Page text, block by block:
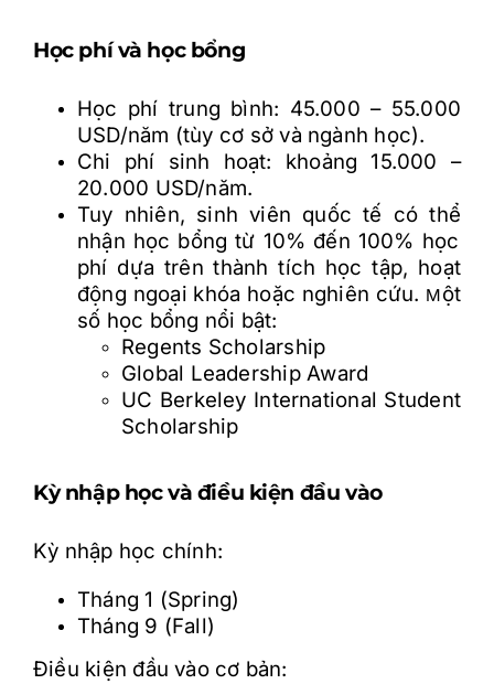
Học phí và học bổng
Học phí trung bình: 45.000–55.000
USD/năm (tùy cơ sở và ngành học).
Chi phí sinh hoạt: khoảng 15.000 –
20.000 USD/năm.
Tuy nhiên, sinh viên quốc tế có thể
nhận học bổng từ 10% đến 100% học
phí dựa trên thành tích học tập, hoạt
động ngoại khóa hoặc nghiên cứu. Một
số học bổng nổi bật:
Regents Scholarship
Global Leadership Award
UC Berkeley International Student
Scholarship
Kỳnhập học và điều kiện đầu vào
Kỳ nhập học chính:
Tháng 1 (Spring)
Tháng 9 (Fall)
Điều kiện đầu vào cơ bản: